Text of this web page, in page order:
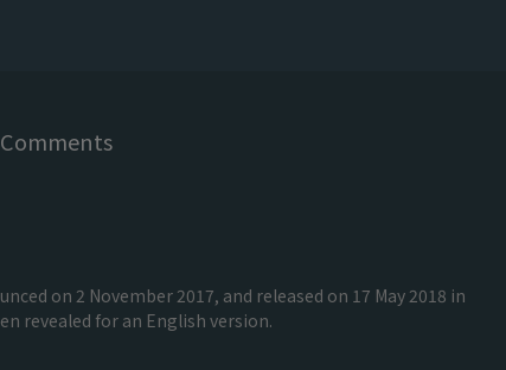
Comments
on 2 November 2017, and released on 17 May 2018 in
revealed for an English version.